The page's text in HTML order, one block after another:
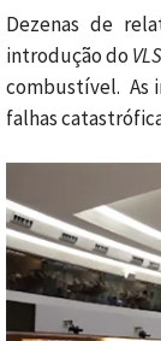
Dezenas de
introdução do
combustível. As
falhas